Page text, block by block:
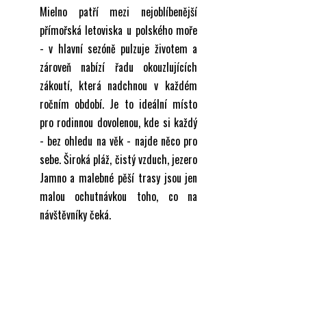
Mielno patří mezi nejoblíbenější
přímořská letoviska u polského moře
- v hlavní sezóně pulzuje životem a
zároveň nabízí řadu okouzlujících
zákoutí, která nadchnou v každém
ročním období. Je to ideální místo
pro rodinnou dovolenou, kde si každý
- bez ohledu na věk - najde něco pro
sebe. Široká pláž, čistý vzduch, jezero
Jamno a malebné pěší trasy jsou jen
malou ochutnávkou toho, co na
návštěvníky čeká.